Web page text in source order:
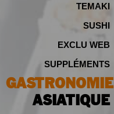
TEMAKI
SUSHI
EXCLU WEB
SUPPLÉMENTS
GASTRONOMIE
ASIATIQUE